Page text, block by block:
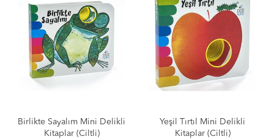
Birlikte Sayalım Mini Delikli
Kitaplar (Ciltli)
Yeşil Tırtıl Mini Delikli
Kitaplar (Ciltli)